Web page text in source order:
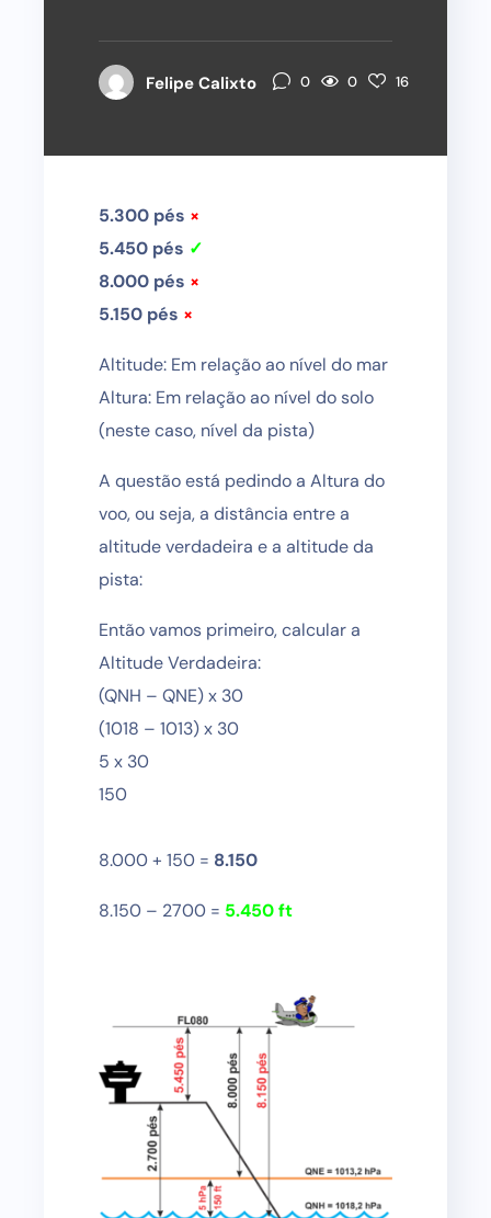
Felipe Calixto 0 0 16
5.300 pés ×
5.450 pés ✓
8.000 pés ×
5.150 pés ×
Altitude: Em relação ao nível do mar
Altura: Em relação ao nível do solo
(neste caso, nível da pista)
A questão está pedindo a Altura do
voo, ou seja, a distância entre a
altitude verdadeira e a altitude da
pista:
Então vamos primeiro, calcular a
Altitude Verdadeira:
(QNH – QNE) x 30
(1018 – 1013) x 30
5 x 30
150
8.000 + 150 = 8.150
8.150 – 2700 = 5.450 ft